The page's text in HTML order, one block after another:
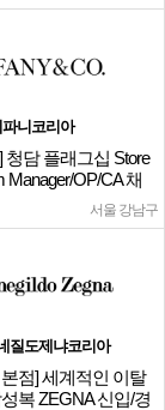
파니코리아
청담 플래그십 Store
Manager/OP/CA 채
서울 강남구
질도제냐코리아
점] 세계적인 이탈
복 ZEGNA 신입/경